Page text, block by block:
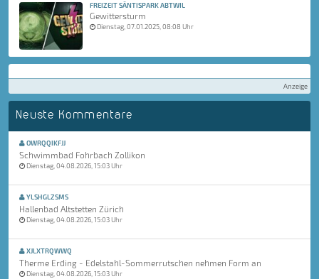
FREIZEIT SÄNTISPARK ABTWIL
Gewittersturm
Dienstag, 07.01.2025, 08:08 Uhr
Anzeige
Neuste Kommentare
OWRQQIKFJJ
Schwimmbad Fohrbach Zollikon
Dienstag, 04.08.2026, 15:03 Uhr
YLSHGLZSMS
Hallenbad Altstetten Zürich
Dienstag, 04.08.2026, 15:03 Uhr
XJLXTRQWWQ
Therme Erding - Edelstahl-Sommerrutschen nehmen Form an
Dienstag, 04.08.2026, 15:03 Uhr